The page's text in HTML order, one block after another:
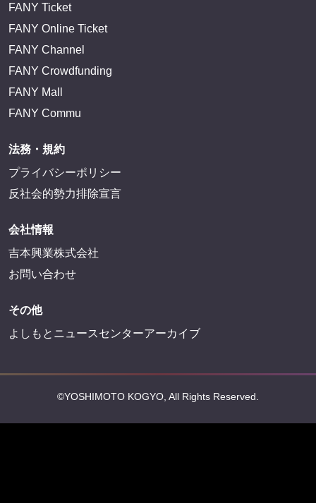
FANY Ticket
FANY Online Ticket
FANY Channel
FANY Crowdfunding
FANY Mall
FANY Commu
法務・規約
プライバシーポリシー
反社会的勢力排除宣言
会社情報
吉本興業株式会社
お問い合わせ
その他
よしもとニュースセンターアーカイブ
©YOSHIMOTO KOGYO, All Rights Reserved.